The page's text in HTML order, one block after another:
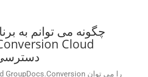
چگونه می توانم به
Cloud